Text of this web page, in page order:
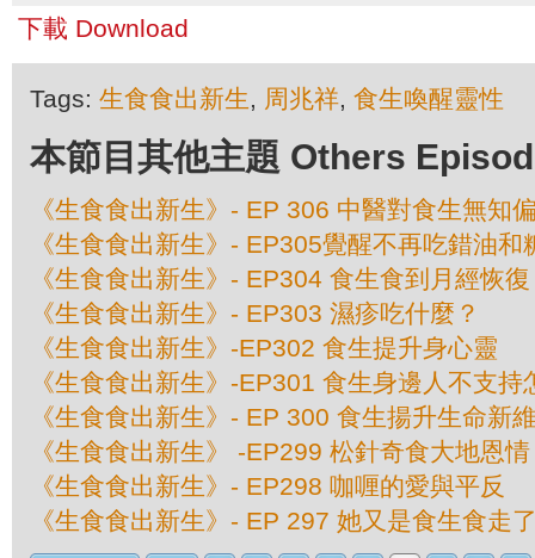
下載 Download
Tags: 生食食出新生, 周兆祥, 食生喚醒靈性
本節目其他主題 Others
《生食食出新生》- EP 306 中醫對食生無知
《生食食出新生》- EP305覺醒不再吃錯油和
《生食食出新生》- EP304 食生食到月經恢復
《生食食出新生》- EP303 濕疹吃什麼？
《生食食出新生》-EP302 食生提升身心靈
《生食食出新生》-EP301 食生身邊人不支持
《生食食出新生》- EP 300 食生揚升生命新
《生食食出新生》 -EP299 松針奇食大地恩情
《生食食出新生》- EP298 咖喱的愛與平反
《生食食出新生》- EP 297 她又是食生食走